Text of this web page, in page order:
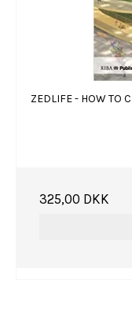
ZEDLIFE - HOW TO
325,00 DKK